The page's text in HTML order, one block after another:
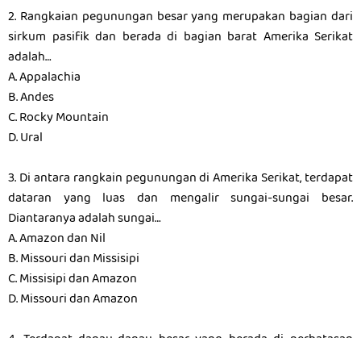
2. Rangkaian pegunungan besar yang merupakan bagian dari
sirkum pasifik dan berada di bagian barat Amerika Serikat
adalah…
A. Appalachia
B. Andes
C. Rocky Mountain
D. Ural
3. Di antara rangkain pegunungan di Amerika Serikat, terdapat
dataran yang luas dan mengalir sungai-sungai besar.
Diantaranya adalah sungai…
A. Amazon dan Nil
B. Missouri dan Missisipi
C. Missisipi dan Amazon
D. Missouri dan Amazon